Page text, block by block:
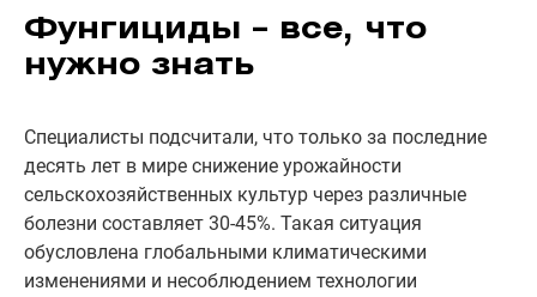
Фунгициды – все, что
нужно знать
Специалисты подсчитали, что только за последние
десять лет в мире снижение урожайности
сельскохозяйственных культур через различные
болезни составляет 30-45%. Такая ситуация
обусловлена глобальными климатическими
изменениями и несоблюдением технологии